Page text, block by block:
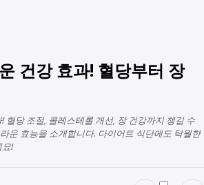
건강 효과! 혈당부터 장
혈당 조절, 콜레스테롤 개선, 장 건강까지 챙길 수
운 효능을 소개합니다. 다이어트 식단에도 탁월한
!